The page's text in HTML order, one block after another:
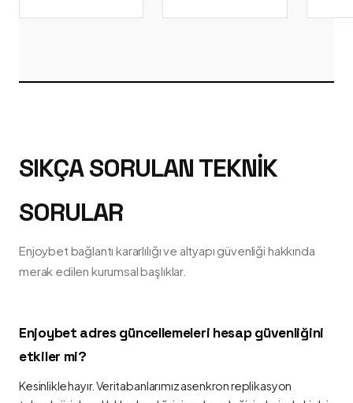
SIKÇA SORULAN TEKNIK
SORULAR
Enjoybet bağlantı kararlılığı ve altyapı güvenliği hakkında
merak edilen kurumsal başlıklar.
Enjoybet adres güncellemeleri hesap güvenliğini
etkiler mi?
Kesinlikle hayır. Veritabanlarımız asenkron replikasyon